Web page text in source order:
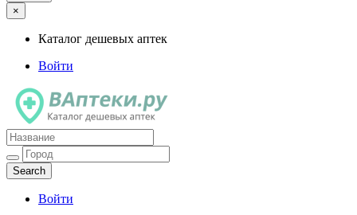
×
Каталог дешевых аптек
Войти
Каталог дешевых аптек
Войти